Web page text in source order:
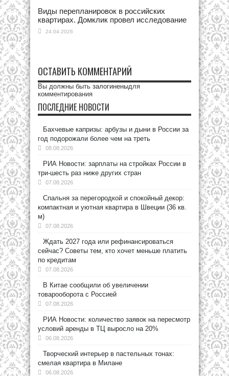
Виды перепланировок в российских
квартирах. Домклик провел исследование
24.04.2026
ОСТАВИТЬ КОММЕНТАРИЙ
Вы должны быть залогиненыдля
комментирования
ПОСЛЕДНИЕ НОВОСТИ
Бахчевые капризы: арбузы и дыни в России за
год подорожали более чем на треть
08.08.2026
РИА Новости: зарплаты на стройках России в
три-шесть раз ниже других стран
07.08.2026
Спальня за перегородкой и спокойный декор:
компактная и уютная квартира в Швеции (36 кв.
м)
07.08.2026
Ждать 2027 года или рефинансироваться
сейчас? Советы тем, кто хочет меньше платить
по кредитам
07.08.2026
В Китае сообщили об увеличении
товарооборота с Россией
07.08.2026
РИА Новости: количество заявок на пересмотр
условий аренды в ТЦ выросло на 20%
06.08.2026
Творческий интерьер в пастельных тонах:
смелая квартира в Милане
06.08.2026